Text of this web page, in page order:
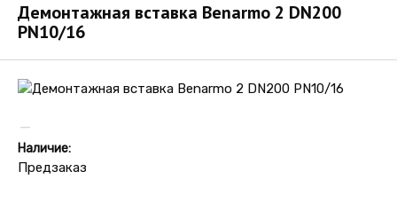
Демонтажная вставка Benarmo 2 DN200
PN10/16
Наличие:
Предзаказ